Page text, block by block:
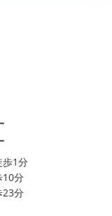
歩1分
10分
23分